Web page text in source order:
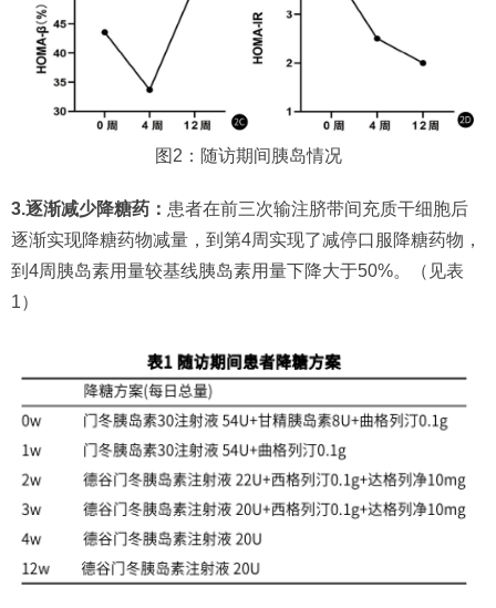
图2：随访期间胰岛情况
3.逐渐减少降糖药： 患者在前三次输注脐带间充质干细胞后
逐渐实现降糖药物减量，到第4周实现了减停口服降糖药物，
到4周胰岛素用量较基线胰岛素用量下降大于50%。（见表
1）